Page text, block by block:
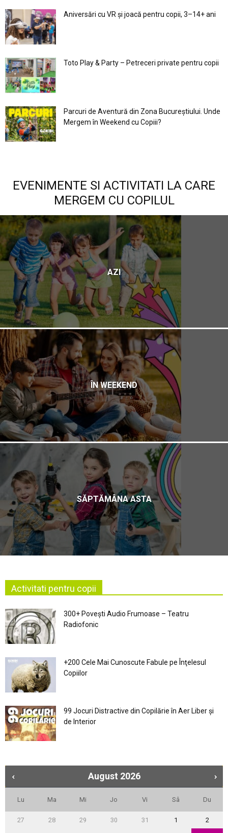
Aniversări cu VR și joacă pentru copii, 3–14+ ani
Toto Play & Party – Petreceri private pentru copii
Parcuri de Aventură din Zona Bucureştiului. Unde
Mergem în Weekend cu Copiii?
EVENIMENTE SI ACTIVITATI LA CARE
MERGEM CU COPILUL
AZI
ÎN WEEKEND
SĂPTĂMÂNA ASTA
Activitati pentru copii
300+ Povești Audio Frumoase – Teatru
Radiofonic
+200 Cele Mai Cunoscute Fabule pe Înţelesul
Copiilor
99 Jocuri Distractive din Copilărie în Aer Liber şi
de Interior
August 2026
Lu Ma Mi Jo Vi Sâ Du
27 28 29 30 31 1 2